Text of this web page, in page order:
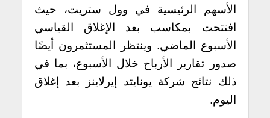
الأسهم الرئيسية في وول ستريت، حيث
افتتحت بمكاسب بعد الإغلاق القياسي
الأسبوع الماضي. وينتظر المستثمرون أيضًا
صدور تقارير الأرباح خلال الأسبوع، بما في
ذلك نتائج شركة يونايتد إيرلاينز بعد إغلاق
اليوم.